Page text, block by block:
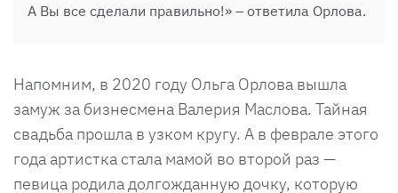
А Вы все сделали правильно!» – ответила Орлова.
Напомним, в 2020 году Ольга Орлова вышла
замуж за бизнесмена Валерия Маслова. Тайная
свадьба прошла в узком кругу. А в феврале этого
года артистка стала мамой во второй раз —
певица родила долгожданную дочку, которую